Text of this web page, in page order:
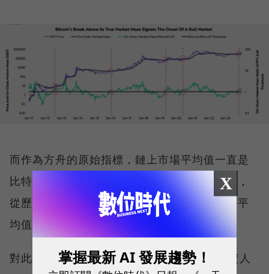
而作為方舟的原始指標，鏈上市場平均值一直是
比特幣風險規避和資金進場之間的可靠分界點，
從歷史上看，每當比特幣的價格高於鏈上市場平
均值時，通常表明牛市的早期階段已經開始。
對此，方舟也列舉 2024 年的 4 大利好供投資人
X
掌握最新 AI 發展趨勢！